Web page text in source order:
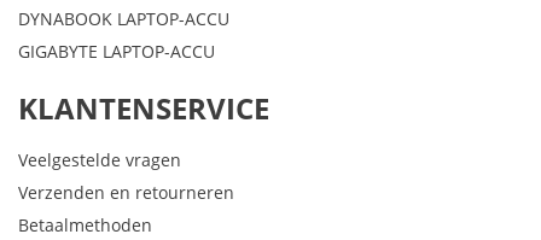
DYNABOOK LAPTOP-ACCU
GIGABYTE LAPTOP-ACCU
KLANTENSERVICE
Veelgestelde vragen
Verzenden en retourneren
Betaalmethoden